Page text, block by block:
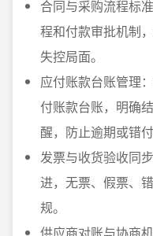
合同与采购流程标
程和付款审批机制
失控局面。
应付账款台账管理
付账款台账，明确
醒，防止逾期或错付
发票与收货验收同
进，无票、假票、
规。